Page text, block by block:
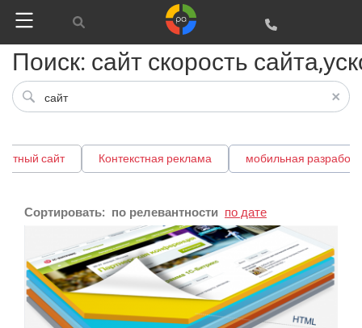
Поиск: сайт скорость
сайт Контекстная реклама мобильная
Сортировать: по релевантности по дате